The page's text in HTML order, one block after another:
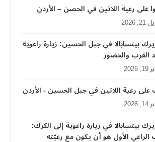
على رعية اللاتين في الحصن – الأردن
2026
بيتسابالا في جبل الحسين: زيارة راعوية
القرب والحضور
رعية اللاتين في جبل الحسين - الأردن
بيتسابالا في زيارة راعوية إلى الكرك:
الأول هو أن يكون مع رعيّته